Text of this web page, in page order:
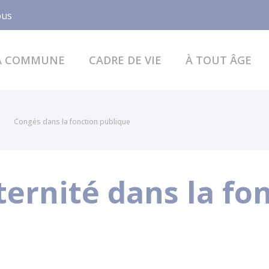
COMMUNE CADRE DE VIE À TOUT ÂGE
Congés dans la fonction publique
dans la